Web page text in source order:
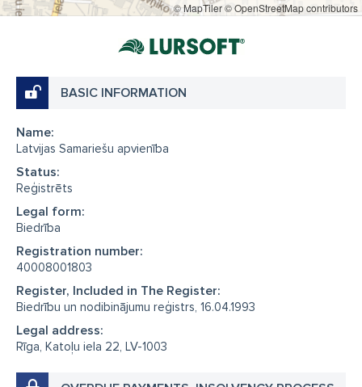
© MapTiler© OpenStreetMap contributors
BASIC INFORMATION
Name:
Latvijas Samariešu apvienība
Status:
Reģistrēts
Legal form:
Biedrība
Registration number:
40008001803
Register, Included in The Register:
Biedrību un nodibinājumu reģistrs, 16.04.1993
Legal address:
Rīga, Katoļu iela 22, LV-1003